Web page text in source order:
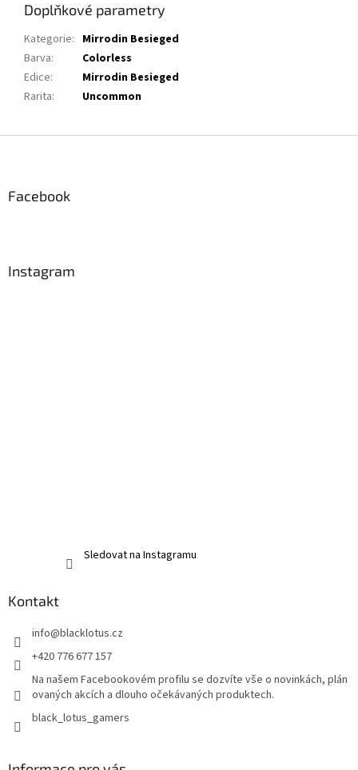
Doplňkové parametry
Kategorie: Mirrodin Besieged
Barva:
Colorless
Edice:
Mirrodin Besieged
Rarita: Uncommon
Facebook
Instagram
Sledovat na Instagramu
Kontakt
info@blacklotus.cz
+420 776 677 157
Na našem Facebookovém profilu se dozvíte vše o novinkách, plán
ovaných akcích a dlouho očekávaných produktech.
black_lotus_gamers